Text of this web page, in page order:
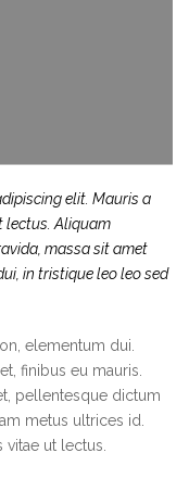
elit. Mauris a
lectus. Aliquam
massa sit amet
in tristique leo leo sed
elementum dui.
finibus eu mauris.
pellentesque dictum
metus ultrices id.
ut lectus.